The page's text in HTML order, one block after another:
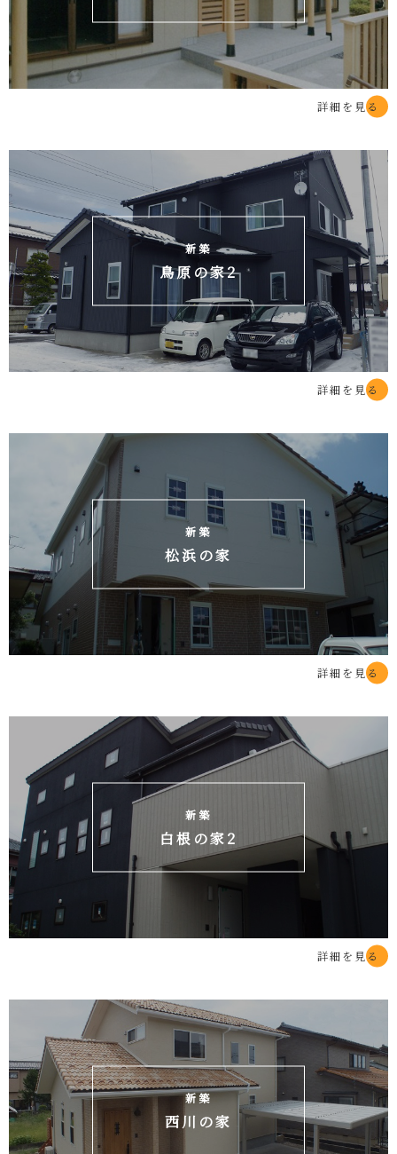
詳細を見る
新築
鳥原の家2
詳細を見る
新築
松浜の家
詳細を見る
新築
白根の家2
詳細を見る
新築
西川の家